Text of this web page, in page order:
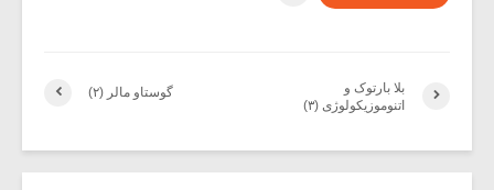
گوستاو مالر (۲)
بلا بارتوک و
اتنوموزیکولوژی (۳)